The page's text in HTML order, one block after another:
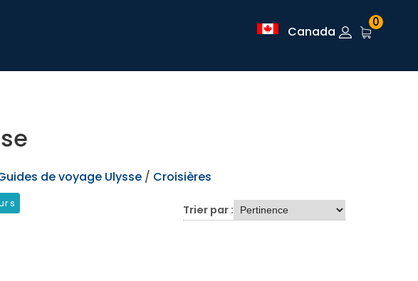
Canada
0
de voyage Ulysse / Croisières
Trier par :